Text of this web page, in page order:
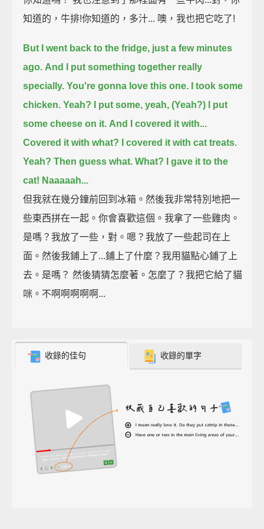
知道的，牛排!你知道的，多汁... 噢，我也把它吃了!
But I went back to the fridge, just a few minutes
ago. And I put something together really
specially. You're gonna love this one.
I took some
chicken. Yeah? I put some, yeah, (Yeah?) I put
some cheese on it. And I covered it with...
Covered it with what? I covered it with cat treats.
Yeah? Then guess what. What? I gave it to the
cat! Naaaaah...
但我就在幾分鐘前回到冰箱。然後我非常特別地把一
些東西拼在一起。你會喜歡這個。我拿了一些雞肉。
是嗎？我放了一些，對。嗯？我放了一些起司在上
面。然後我鋪上了...鋪上了什麼？我用貓點心鋪了上
去。是嗎？ 然後猜猜怎麼著。怎麼了？我把它給了貓
咪。不啊啊啊啊啊...
收錄的佳句 收錄的單字